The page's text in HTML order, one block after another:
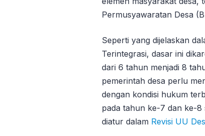
Permusyawaratan Desa
Seperti yang dijelaskan
Terintegrasi, dasar ini
dari 6 tahun menjadi 8
pemerintah desa perlu
dengan kondisi hukum
pada tahun ke-7 dan ke-8
diatur dalam Revisi UU